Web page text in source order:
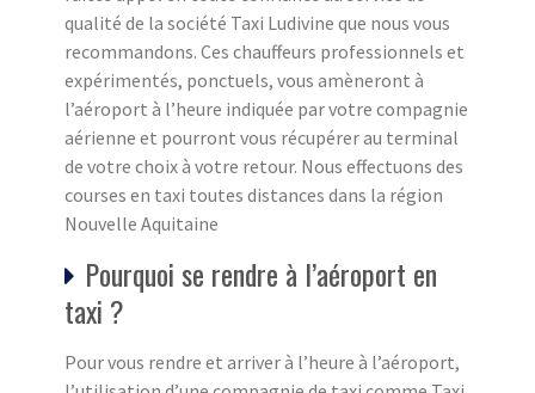
qualité de la société Taxi Ludivine que nous vous
recommandons. Ces chauffeurs professionnels et
expérimentés, ponctuels, vous amèneront à
l’aéroport à l’heure indiquée par votre compagnie
aérienne et pourront vous récupérer au terminal
de votre choix à votre retour. Nous effectuons des
courses en taxi toutes distances dans la région
Nouvelle Aquitaine
Pourquoi se rendre à l’aéroport en
taxi ?
Pour vous rendre et arriver à l’heure à l’aéroport,